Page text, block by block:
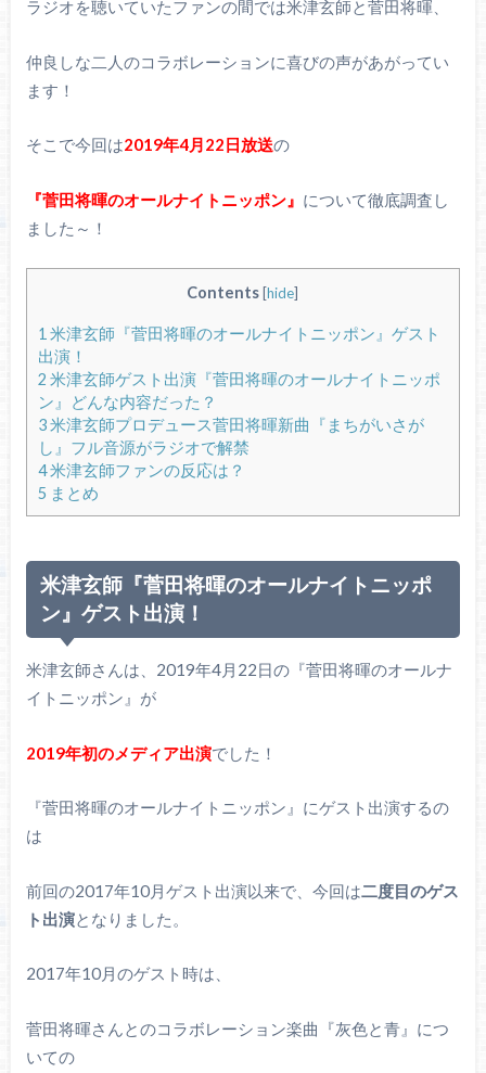
ラジオを聴いていたファンの間では米津玄師と菅田将暉、
仲良しな二人のコラボレーションに喜びの声があがってい
ます！
そこで今回は2019年4月22日放送の
『菅田将暉のオールナイトニッポン』 について徹底調査し
ました～！
Contents [hide]
1 米津玄師『菅田将暉のオールナイトニッポン』ゲスト
出演！
2 米津玄師ゲスト出演『菅田将暉のオールナイトニッポ
ン』どんな内容だった？
3米津玄師プロデュース菅田将暉新曲『まちがいさが
し』フル音源がラジオで解禁
4米津玄師ファンの反応は？
5 まとめ
米津玄師『菅田将暉のオールナイトニッポ
ン』ゲスト出演！
米津玄師さんは、2019年4月22日の『菅田将暉のオールナ
イトニッポン』が
2019年初のメディア出演でした！
『菅田将暉のオールナイトニッポン』にゲスト出演するの
は
前回の2017年10月ゲスト出演以来で、今回は二度目のゲス
ト出演となりました。
2017年10月のゲスト時は、
菅田将暉さんとのコラボレーション楽曲『灰色と青』につ
いての